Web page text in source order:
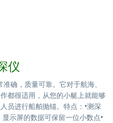
仪
确，质量可靠。它对于航海、
都很适用，从您的小艇上就能够
员进行船舶抛锚。特点：•测深
示屏的数据可保留一位小数点•